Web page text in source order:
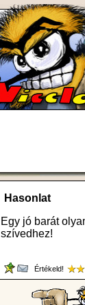
Hasonlat
Egy jó barát
szívedhez!
Értékeld!